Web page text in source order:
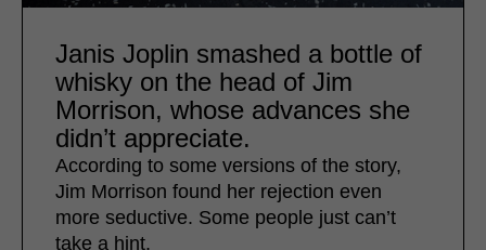
Janis Joplin smashed a bottle of
whisky on the head of Jim
Morrison, whose advances she
didn’t appreciate.
According to some versions of the story,
Jim Morrison found her rejection even
more seductive. Some people just can’t
take a hint.